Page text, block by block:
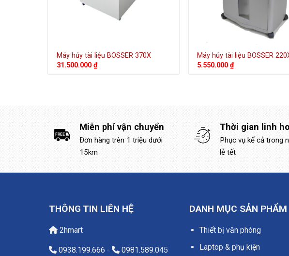
Máy hủy tài liệu BOSSER 370X
31.500.000 ₫
Máy hủy tài liệu BOSSER
5.550.000₫
Miễn phí vận chuyển
Đơn hàng trên 1 triệu dưới
15km
Thời gian linh
Phục vụ kể cả trong
lễ tết
THÔNG TIN LIÊN HỆ
2hmart
0938.199.666 - 0981.589.045
DANH MỤC SẢN PHẨM
Thiết bị văn phòng
Laptop & phụ kiện